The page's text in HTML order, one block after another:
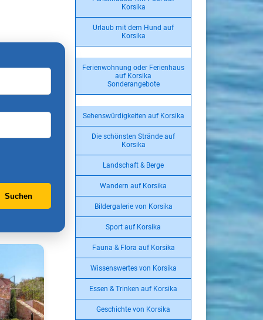
Korsika
Urlaub mit dem Hund auf
Korsika
Ferienwohnung oder Ferienhaus
auf Korsika
Sonderangebote
Sehenswürdigkeiten auf Korsika
Die schönsten Strände auf
Korsika
Landschaft & Berge
Wandern auf Korsika
Bildergalerie von Korsika
Sport auf Korsika
Fauna & Flora auf Korsika
Wissenswertes von Korsika
Essen & Trinken auf Korsika
Geschichte von Korsika
Suchen